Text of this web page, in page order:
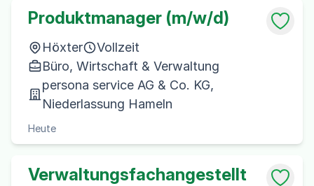
Produktmanager (m/w/d)
Höxter
Vollzeit
Büro, Wirtschaft & Verwaltung
persona service AG & Co. KG,
Niederlassung Hameln
Heute
Verwaltungsfachangestellt